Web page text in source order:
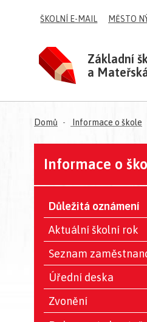
ŠKOLNÍ E-MAIL MĚSTO
Základní
a
Domů Informace o škole
Informace o
Důležitá oznámení
Aktuální školní rok
Seznam
Úřední deska
Zvonění